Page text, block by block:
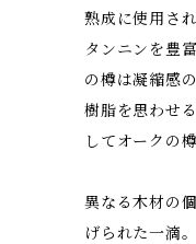
熟成に使用さ
タンニンを豊
の樽は凝縮感
樹脂を思わせ
してオークの
異なる木材の
げられた一滴